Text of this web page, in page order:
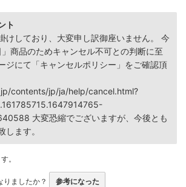
ト
けしており、大変申し訳御座いません。 今
商品のためキャンセル不可との判断に至
ジにて「キャンセルポリシー」をご確認頂
contents/jp/ja/help/cancel.html?
大変恐縮でございますが、今後とも
します。
。
りましたか？ 参考になった